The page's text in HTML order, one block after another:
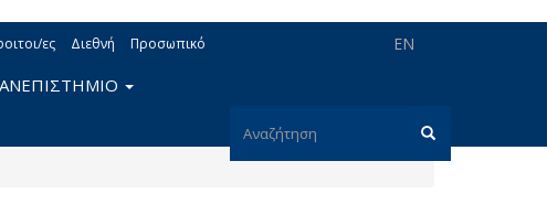
EN
ες Διεθνή Προσωπικό
Φόρμα